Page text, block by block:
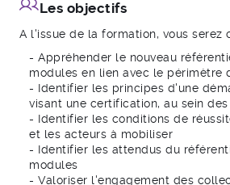
Les objectifs
A l'issue de la formation, vous serez
- Appréhender le nouveau
modules en lien avec le périmètre
- Identifier les principes d'une
visant une certification, au sein
- Identifier les conditions de
et les acteurs à mobiliser
- Identifier les attendus du
modules
- Valoriser l'engagement des